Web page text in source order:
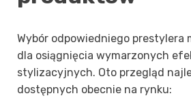
Wybór odpowiedniego prestylera
dla osiągnięcia wymarzonych
stylizacyjnych. Oto przegląd
dostępnych obecnie na rynku: